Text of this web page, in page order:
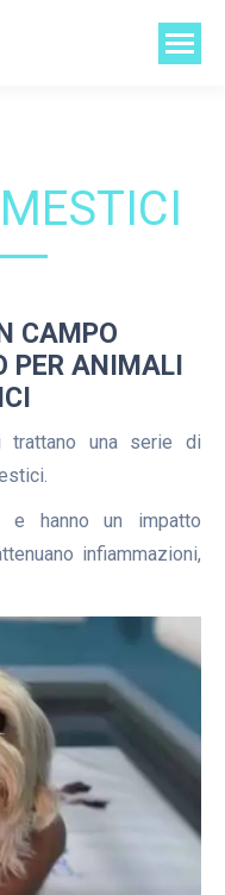
CAMPO
PER ANIMALI
trattano una serie di
e hanno un impatto
infiammazioni,